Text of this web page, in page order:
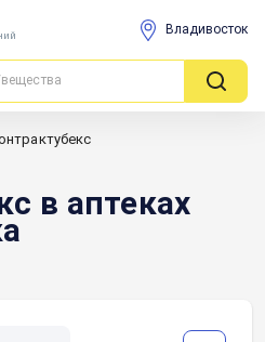
Владивосток
в аптеках